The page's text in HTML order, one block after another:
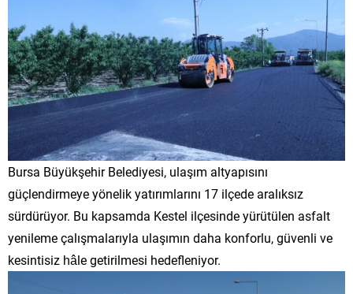
Bursa Büyükşehir Belediyesi, ulaşım altyapısını
güçlendirmeye yönelik yatırımlarını 17 ilçede aralıksız
sürdürüyor. Bu kapsamda Kestel ilçesinde yürütülen asfalt
yenileme çalışmalarıyla ulaşımın daha konforlu, güvenli ve
kesintisiz hâle getirilmesi hedefleniyor.